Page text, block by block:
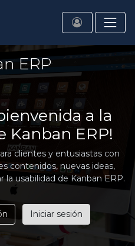
ERP
a la
Kanban ERP!
clientes y entusiastas con
contenidos, nuevas ideas,
la usabilidad de Kanban ERP.
Iniciar sesión